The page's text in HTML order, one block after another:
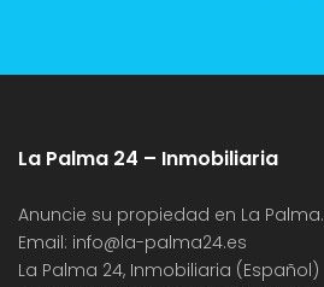
La Palma 24 – Inmobiliaria
Anuncie su propiedad en La Palma.
Email: info@la-palma24.es
La Palma 24, Inmobiliaria (Español)